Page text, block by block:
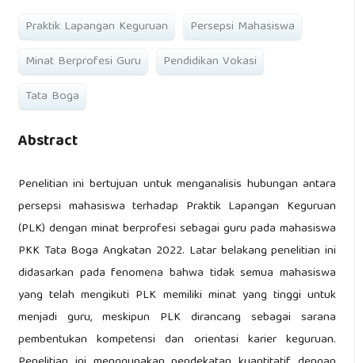
Praktik Lapangan Keguruan
Persepsi Mahasiswa
Minat Berprofesi Guru
Pendidikan Vokasi
Tata Boga
Abstract
Penelitian ini bertujuan untuk menganalisis hubungan antara
persepsi mahasiswa terhadap Praktik Lapangan Keguruan
(PLK) dengan minat berprofesi sebagai guru pada mahasiswa
PKK Tata Boga Angkatan 2022. Latar belakang penelitian ini
didasarkan pada fenomena bahwa tidak semua mahasiswa
yang telah mengikuti PLK memiliki minat yang tinggi untuk
menjadi guru, meskipun PLK dirancang sebagai sarana
pembentukan kompetensi dan orientasi karier keguruan.